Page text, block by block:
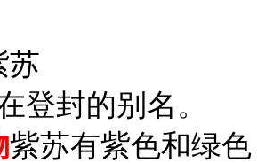
苏
登封的别名。
紫苏有紫色和绿色